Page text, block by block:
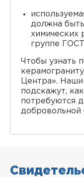
должна
химических
группе ГОСТ
Чтобы узнать
Центра».
подскажут,
потребуются
добровольной